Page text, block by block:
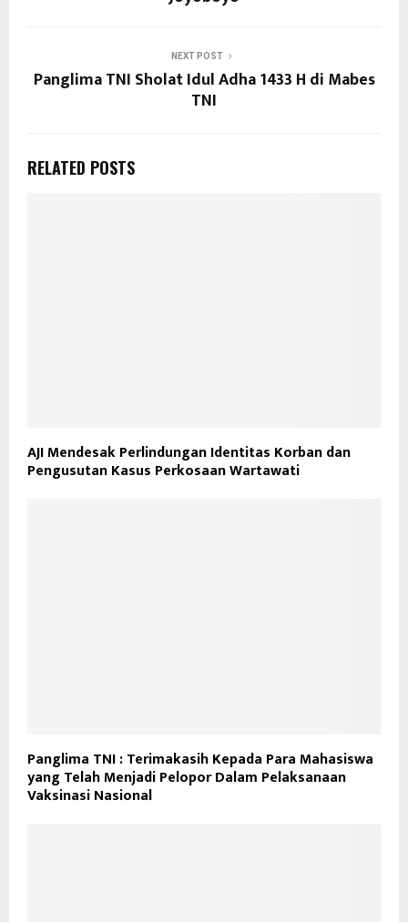
NEXT POST
Panglima TNI Sholat Idul Adha 1433 H di Mabes
TNI
RELATED POSTS
AJI Mendesak Perlindungan Identitas Korban dan
Pengusutan Kasus Perkosaan Wartawati
Panglima TNI : Terimakasih Kepada Para Mahasiswa
yang Telah Menjadi Pelopor Dalam Pelaksanaan
Vaksinasi Nasional